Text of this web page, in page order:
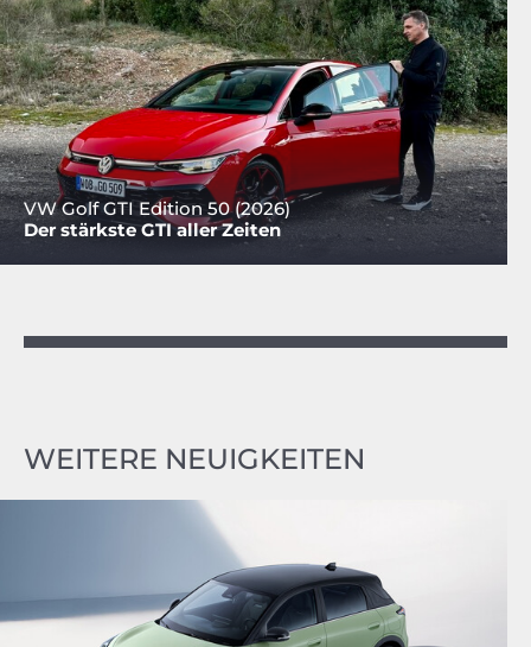
VW Golf GTI Edition 50 (2026)
Der stärkste GTI aller Zeiten
WEITERE NEUIGKEITEN